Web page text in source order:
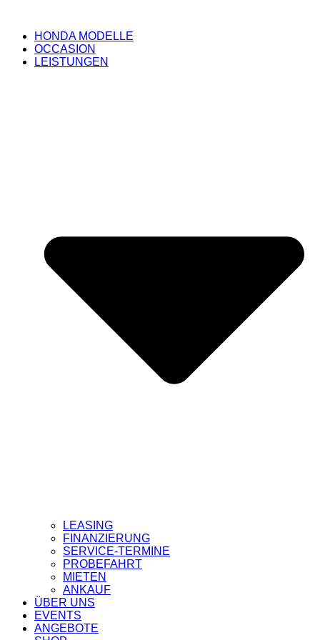
HONDA MODELLE
OCCASION
LEISTUNGEN
LEASING
FINANZIERUNG
SERVICE-TERMINE
PROBEFAHRT
MIETEN
ANKAUF
ÜBER UNS
EVENTS
ANGEBOTE